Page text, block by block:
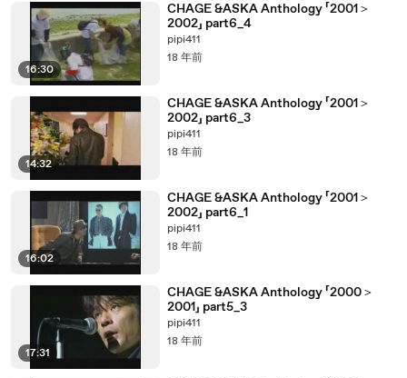
16:30
CHAGE &ASKA Anthology 「2001＞
2002」 part6_4
pipi411
18 年前
14:32
CHAGE &ASKA Anthology 「2001＞
2002」 part6_3
pipi411
18 年前
16:02
CHAGE &ASKA Anthology 「2001＞
2002」 part6_1
pipi411
18 年前
17:31
CHAGE &ASKA Anthology 「2000＞
2001」 part5_3
pipi411
18 年前